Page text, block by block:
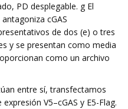
PD desplegable. g El
cGAS
de dos (e) o tres
y se presentan como media
como un archivo
entre sí, transfectamos
V5–cGAS y E5-Flag.